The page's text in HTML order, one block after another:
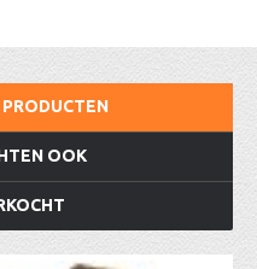
OOK